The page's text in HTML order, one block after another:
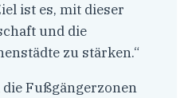
ist es, mit dieser
und die
zu stärken.“
Fußgängerzonen